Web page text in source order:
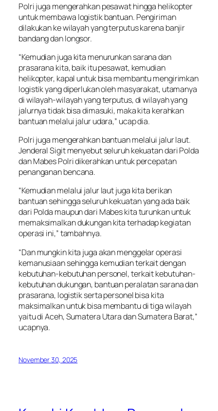
Polri juga mengerahkan pesawat hingga helikopter
untuk membawa logistik bantuan. Pengiriman
dilakukan ke wilayah yang terputus karena banjir
bandang dan longsor.
“Kemudian juga kita menurunkan sarana dan
prasarana kita, baik itu pesawat, kemudian
helikopter, kapal untuk bisa membantu mengirimkan
logistik yang diperlukan oleh masyarakat, utamanya
di wilayah-wilayah yang terputus, di wilayah yang
jalurnya tidak bisa dimasuki, maka kita kerahkan
bantuan melalui jalur udara,” ucap dia.
Polri juga mengerahkan bantuan melalui jalur laut.
Jenderal Sigit menyebut seluruh kekuatan dari Polda
dan Mabes Polri dikerahkan untuk percepatan
penanganan bencana.
“Kemudian melalui jalur laut juga kita berikan
bantuan sehingga seluruh kekuatan yang ada baik
dari Polda maupun dari Mabes kita turunkan untuk
memaksimalkan dukungan kita terhadap kegiatan
operasi ini,” tambahnya.
“Dan mungkin kita juga akan menggelar operasi
kemanusiaan sehingga kemudian terkait dengan
kebutuhan-kebutuhan personel, terkait kebutuhan-
kebutuhan dukungan, bantuan peralatan sarana dan
prasarana, logistik serta personel bisa kita
maksimalkan untuk bisa membantu di tiga wilayah
yaitu di Aceh, Sumatera Utara dan Sumatera Barat,”
ucapnya.
November 30, 2025